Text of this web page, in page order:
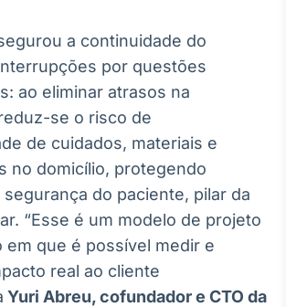
a continuidade do
por questões
ao eliminar atrasos na
se o risco de
de cuidados, materiais e
no domicílio, protegendo
do paciente, pilar da
“Esse é um modelo de projeto
em que é possível medir e
real ao cliente
Yuri Abreu, cofundador e CTO da